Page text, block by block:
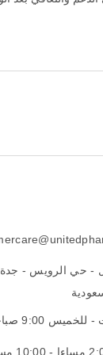
- حي الرويس - جدة